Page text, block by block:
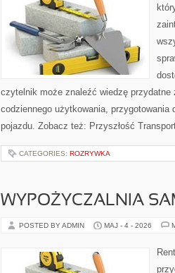
czytelnik może znaleźć wiedzę
codziennego użytkowania,
pojazdu. Zobacz też: Przyszłość
CATEGORIES: ROZRYWKA
WYPOŻYCZALNIA
POSTED BY ADMIN MAJ - 4 - 2026